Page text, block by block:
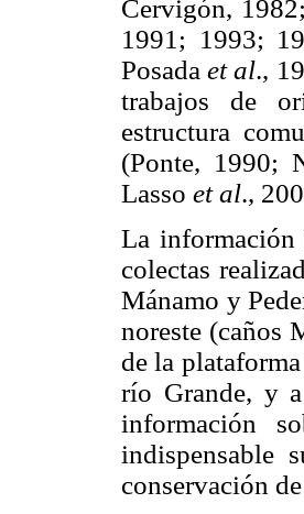
Cervigón,
1991; 1993;
Posadaet al.,
trabajos de
estructura
(Ponte, 1990;
Lasso et al.,
La información
colectas
Mánamo y
noreste (caños
de la
río Grande, y
información
indispensable
conservación